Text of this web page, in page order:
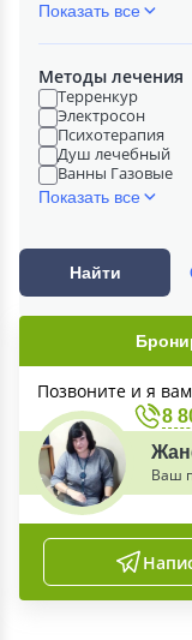
Показать все
Методы лечения
Терренкур
Электросон
Психотерапия
Душ лечебный
Ванны Газовые
Показать все
Найти
Позвоните и я
8
Ваш